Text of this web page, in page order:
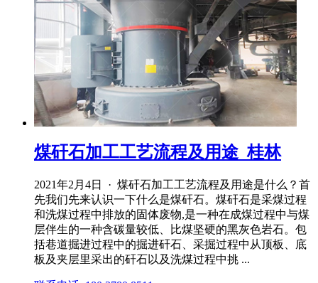
煤矸石加工工艺流程及用途_桂林
2021年2月4日 · 煤矸石加工工艺流程及用途是什么？首
先我们先来认识一下什么是煤矸石。煤矸石是采煤过程
和洗煤过程中排放的固体废物,是一种在成煤过程中与煤
层伴生的一种含碳量较低、比煤坚硬的黑灰色岩石。包
括巷道掘进过程中的掘进矸石、采掘过程中从顶板、底
板及夹层里采出的矸石以及洗煤过程中挑 ...